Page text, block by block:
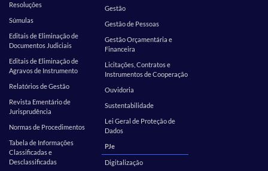
Resoluções
Súmulas
Editais de Eliminação de
Documentos Judiciais
Editais de Eliminação de
Agravos de Instrumento
Relatórios de Gestão
Revista Ementário de
Jurisprudência
Normas de Procedimentos
Tabela de Informações
Classificadas e
Desclassificadas
Gestão
Gestão de Pessoas
Gestão Orçamentária e
Financeira
Licitações, Contratos e
Instrumentos de Cooperação
Ouvidoria
Sustentabilidade
Lei Geral de Proteção de
Dados
PJe
Digitalização